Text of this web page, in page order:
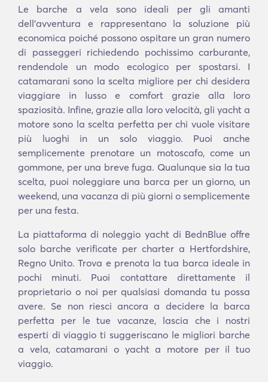
Le barche a vela sono ideali per gli amanti
dell'avventura e rappresentano la soluzione più
economica poiché possono ospitare un gran numero
di passeggeri richiedendo pochissimo carburante,
rendendole un modo ecologico per spostarsi. I
catamarani sono la scelta migliore per chi desidera
viaggiare in lusso e comfort grazie alla loro
spaziosità. Infine, grazie alla loro velocità, gli yacht a
motore sono la scelta perfetta per chi vuole visitare
più luoghi in un solo viaggio. Puoi anche
semplicemente prenotare un motoscafo, come un
gommone, per una breve fuga. Qualunque sia la tua
scelta, puoi noleggiare una barca per un giorno, un
weekend, una vacanza di più giorni o semplicemente
per una festa.
La piattaforma di noleggio yacht di BednBlue offre
solo barche verificate per charter a Hertfordshire,
Regno Unito. Trova e prenota la tua barca ideale in
pochi minuti. Puoi contattare direttamente il
proprietario o noi per qualsiasi domanda tu possa
avere. Se non riesci ancora a decidere la barca
perfetta per le tue vacanze, lascia che i nostri
esperti di viaggio ti suggeriscano le migliori barche
a vela, catamarani o yacht a motore per il tuo
viaggio.